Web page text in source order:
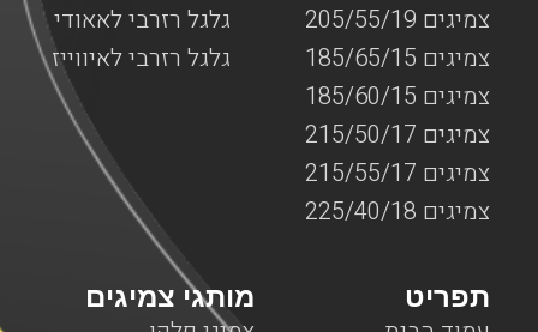
גלגל רזרבי לאאודי
גלגל רזרבי לאיווייז
צמיגים 205/55/19
צמיגים 185/65/15
צמיגים 185/60/15
צמיגים 215/50/17
צמיגים 215/55/17
צמיגים 225/40/18
מותגי צמיגים תפריט